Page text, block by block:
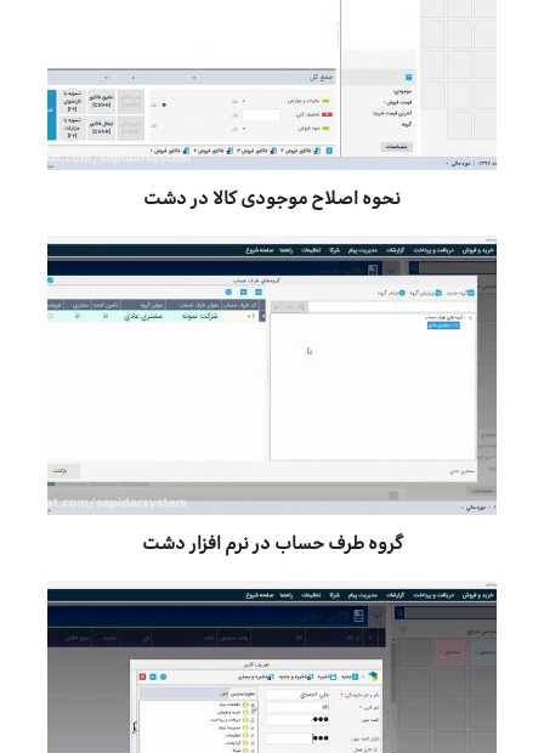
نحوه اصلاح موجودی کالا در دشت
گروه طرف حساب در نرم افزار دشت